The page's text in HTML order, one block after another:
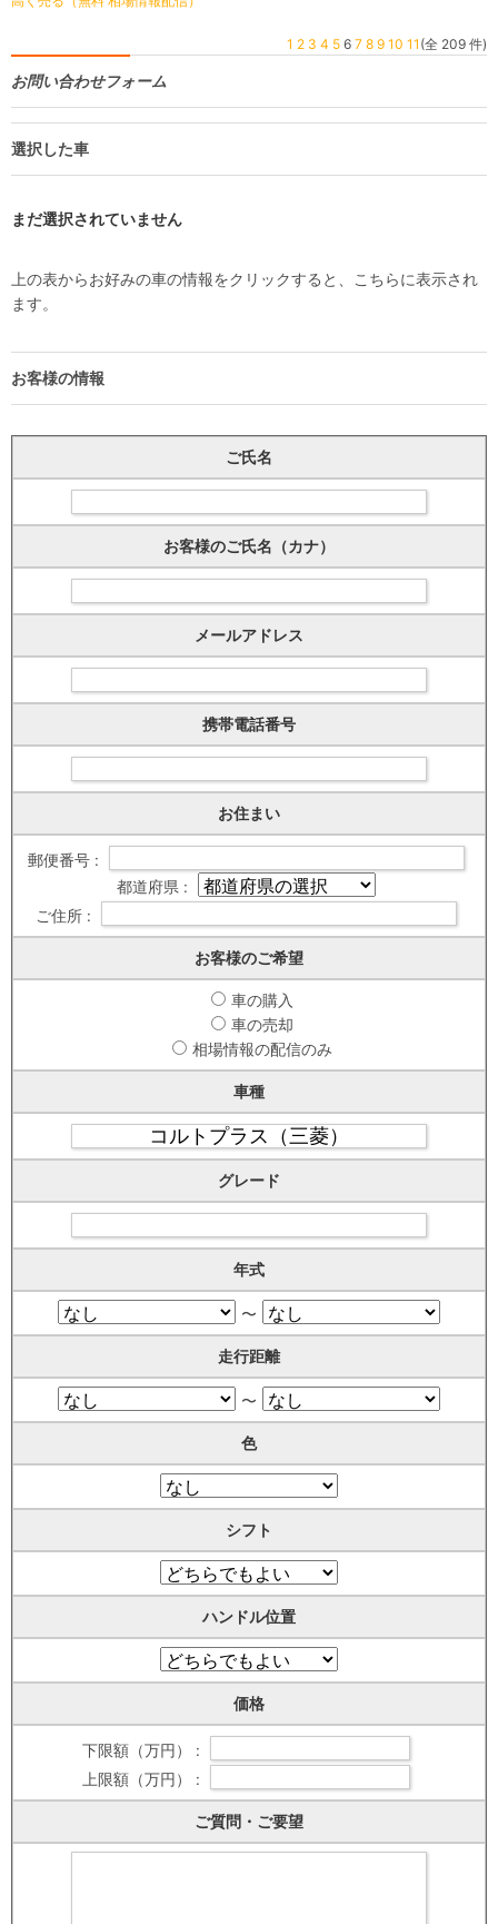
1 2 3 4 5 6 7 8 9 10 11 (全 209 件)
お問い合わせフォーム
選択した車
まだ選択されていません
上の表からお好みの車の情報をクリックすると、こちらに表示され
ます。
お客様の情報
ご氏名
お客様のご氏名（カナ）
メールアドレス
携帯電話番号
お住まい
郵便番号 :
都道府県 :
ご住所 :
お客様のご希望
車の購入
車の売却
相場情報の配信のみ
車種
グレード
年式
〜
走行距離
〜
色
シフト
ハンドル位置
価格
下限額（万円） :
上限額（万円） :
ご質問・ご要望